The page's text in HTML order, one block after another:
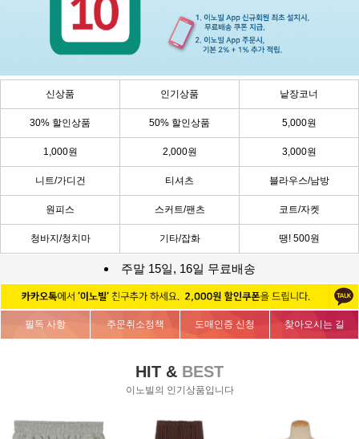
신상품 인기상품 낱장코너
30% 할인상품 50% 할인상품 5,000원
1,000원 2,000원 3,000원
니트/가디건 티셔츠 블라우스/남방
원피스 스커트/팬츠 코트/자켓
청바지/청치마 기타/잡화 땡! 500원
주말 15일, 16일 무료배송
필독 사항 주문취소정책 도매인증 신청 찾아오시는 길
HIT & BEST
이노빌의 인기상품입니다